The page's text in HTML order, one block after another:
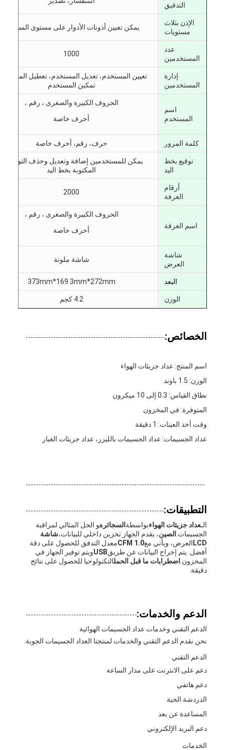
التدقيق
الإذن بثلاث
مستويات
يمكن تعيين أذونات الأدوار على مستوى المسؤول
عدد
المستخدمين
1000
إدارة
المستخدمين
تعيين المستخدم، تعديل المستخدم، تعطيل
تمكين المستخدم
اسم
المستخدم
الحروف الكبيرة والصغرى ، رقم ،
أحرف خاصة
كلمة المرور حرف، رقم، أحرف خاصة
توقيع بخط
اليد
يمكن للمستخدمين إضافة وتعديل وحذف التوقيعات
المكتوبة بخط اليد
أرقام
الغرفة
2000
اسم الغرفة
الحروف الكبيرة والصغرى ، رقم ،
أحرف خاصة
شاشة
العرض
شاشة ملونة
البعد 373mm*169.3mm*272mm
الوزن 4.2 كجم
الخصائص:
اسم المنتج: عداد جزيئات الهواء
الوزن: 1.5 باوند
نطاق القياس: 0.3 إلى 10 ميكرون
المتوفرة: في المخزون
وقت أخذ العينات: 1 دقيقة
عداد الجسيمات: عداد الجسيمات بالليزر، عداد جزيئات الغبار
التطبيقات:
الـعداد جزيئات الهواءبواسطة السجائر هو الحل المثالي لمراقبة
الجسيمات. الصين، يقدم الجهاز تخزين داخلي للبيانات،شاشة
LCD العرض، ويأتي مع1.0 CFM
معدل التدفق للحصول على دقة
أفضل. يتم إخراج البيانات عن طريقUSBويتم توفير الجهاز في
المخزون. اضطرابات ما قبل الحملالتكنولوجيا للحصول على نتائج
دقيقة.
الدعم والخدمات:
الدعم التقني وخدمات عداد الجسيمات الهوائية
نحن نقدم الدعم التقني والخدمات لمنتجنا العداد الجسيمات الجوية.
الدعم التقني
دعم على الانترنت على مدار الساعة
دعم هاتفي
الدردشة الحية
المساعدة عن بعد
دعم البريد الإلكتروني
الخدمات